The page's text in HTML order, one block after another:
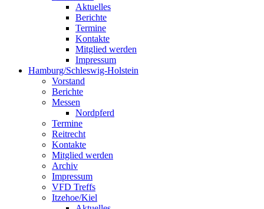
Aktuelles
Berichte
Termine
Kontakte
Mitglied werden
Impressum
Hamburg/Schleswig-Holstein
Vorstand
Berichte
Messen
Nordpferd
Termine
Reitrecht
Kontakte
Mitglied werden
Archiv
Impressum
VFD Treffs
Itzehoe/Kiel